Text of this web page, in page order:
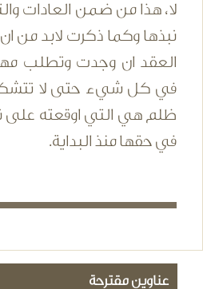
لا، هذا من ضمن العادات
نبذها وكما ذكرت لابد
العقد ان وجدت وتطلب
في كل شيء حتى لا
ظلم هي التي اوقعته على
في حقها منذ البداية.
عناوين مقترحة